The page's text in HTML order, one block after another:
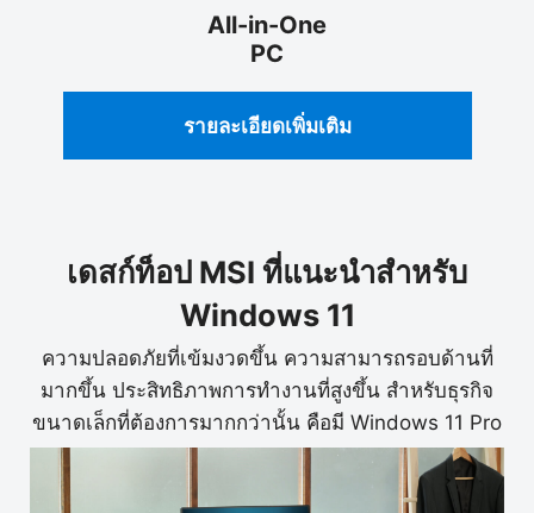
All-in-One
PC
รายละเอียดเพิ่มเติม
เดสก์ท็อป MSI ที่แนะนำสำหรับ
Windows 11
ความปลอดภัยที่เข้มงวดขึ้น ความสามารถรอบด้านที่
มากขึ้น ประสิทธิภาพการทำงานที่สูงขึ้น สำหรับธุรกิจ
ขนาดเล็กที่ต้องการมากกว่านั้น คือมี Windows 11 Pro